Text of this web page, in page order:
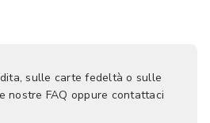
sulle carte fedeltà o sulle
nostre FAQ oppure contattaci